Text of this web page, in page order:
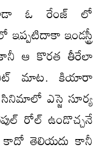
ఓ రేంజ్ లో
ఇండస్ట్రీ
కానీ ఆ కొరత తీరేలా
మాట. కియారా
ఎస్జె సూర్య
రోల్ ఉండొచ్చనే
తెలియదు కానీ